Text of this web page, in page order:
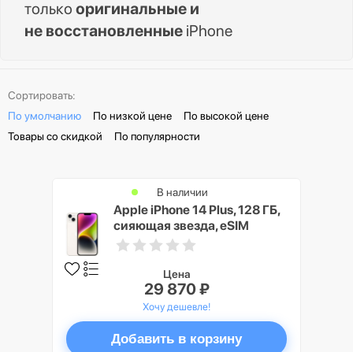
только оригинальные и
не восстановленные iPhone
Сортировать:
По умолчанию
По низкой цене
По высокой цене
Товары со скидкой
По популярности
Apple iPhone 14 Plus, 128 ГБ,
сияющая звезда, eSIM
В наличии
Цена
29 870 ₽
Хочу дешевле!
Добавить в корзину